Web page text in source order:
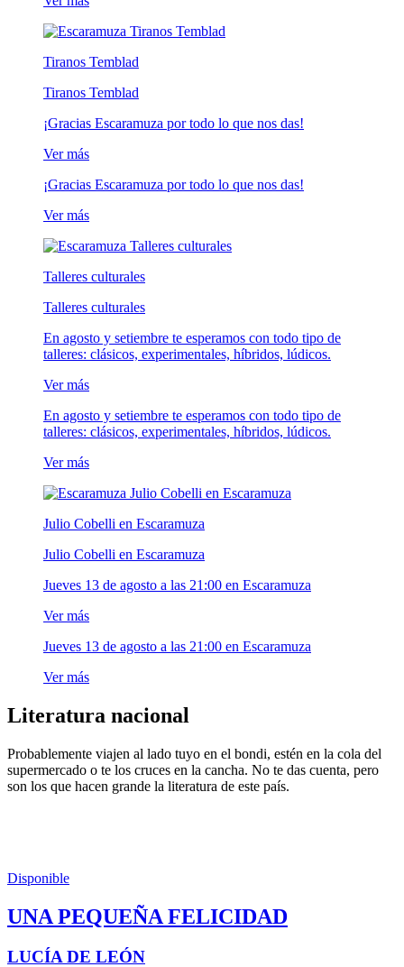
Tiranos Temblad
Tiranos Temblad
¡Gracias Escaramuza por todo lo que nos das!
Ver más
¡Gracias Escaramuza por todo lo que nos das!
Ver más
Talleres culturales
Talleres culturales
En agosto y setiembre te esperamos con todo tipo de
talleres: clásicos, experimentales, híbridos, lúdicos.
Ver más
En agosto y setiembre te esperamos con todo tipo de
talleres: clásicos, experimentales, híbridos, lúdicos.
Ver más
Julio Cobelli en Escaramuza
Julio Cobelli en Escaramuza
Jueves 13 de agosto a las 21:00 en Escaramuza
Ver más
Jueves 13 de agosto a las 21:00 en Escaramuza
Ver más
Literatura nacional
Probablemente viajen al lado tuyo en el bondi, estén en la cola del
supermercado o te los cruces en la cancha. No te das cuenta, pero
son los que hacen grande la literatura de este país.
Disponible
UNA PEQUEÑA FELICIDAD
LUCÍA DE LEÓN